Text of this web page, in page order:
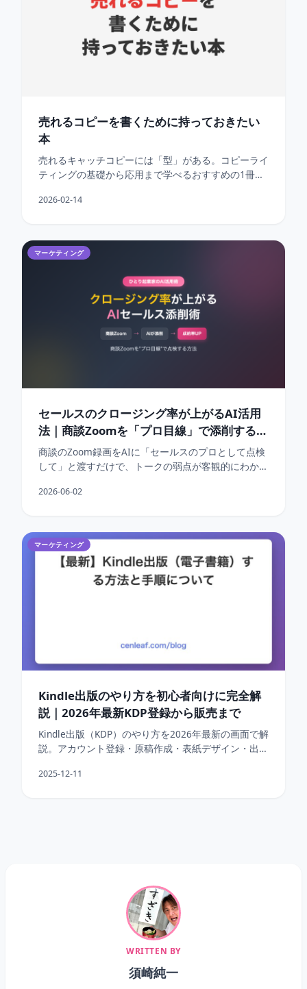
売れるコピーを書くために持っておきたい
本
売れるキャッチコピーには「型」がある。コピーライ
ティングの基礎から応用まで学べるおすすめの1冊を
2026-02-14
マーケティング
セールスのクロージング率が上がるAI活用
法｜商談Zoomを「プロ目線」で添削する方
法
商談のZoom録画をAIに「セールスのプロとして点検
して」と渡すだけで、トークの弱点が客観的にわかり
2026-06-02
マーケティング
Kindle出版のやり方を初心者向けに完全解
説｜2026年最新KDP登録から販売まで
Kindle出版（KDP）のやり方を2026年最新の画面で解
説。アカウント登録・原稿作成・表紙デザイン・出版
式。
2025-12-11
WRITTEN BY
須崎純一